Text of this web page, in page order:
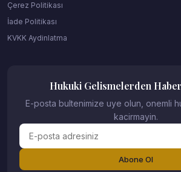
Çerez Politikası
İade Politikası
KVKK Aydinlatma
Hukuki Gelismelerden
E-posta bultenimize uye olun, onemli
kacirmayin.
Abone Ol